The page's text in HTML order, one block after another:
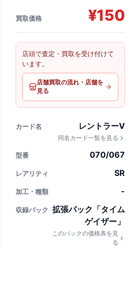
買取価格 ¥150
店頭で査定・買取を受け付けて
います。
店舗買取の流れ・店舗を
見る
カード名 レントラーV
同名カード一覧を見る
型番 070/067
レアリティ SR
加工・種類 -
収録パック
拡張パック「タイム
ゲイザー」
このパックの価格表を見
る